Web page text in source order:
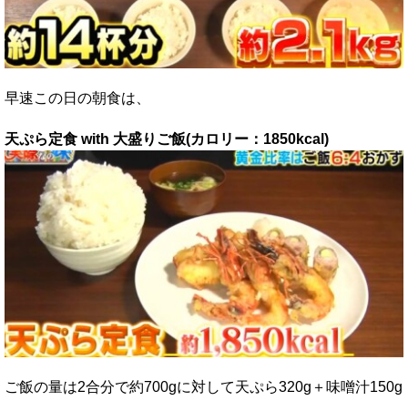
早速この日の朝食は、
天ぷら定食 with 大盛りご飯(カロリー：1850kcal)
ご飯の量は2合分で約700gに対して天ぷら320g＋味噌汁150g